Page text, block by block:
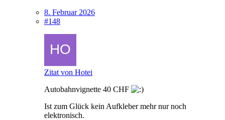
8. Februar 2026
#148
Zitat von Hotei
Autobahnvignette 40 CHF
Ist zum Glück kein Aufkleber mehr nur noch
elektronisch.